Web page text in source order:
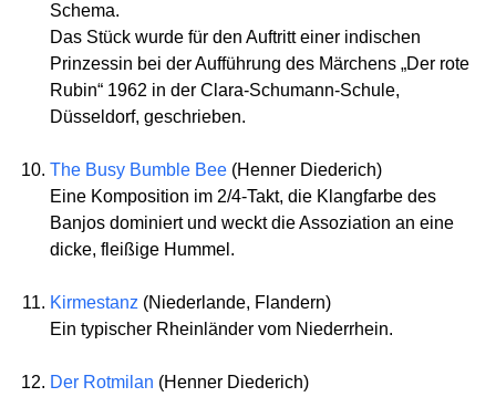
Schema.
Das Stück wurde für den Auftritt einer indischen
Prinzessin bei der Aufführung des Märchens „Der rote
Rubin“ 1962 in der Clara-Schumann-Schule,
Düsseldorf, geschrieben.
The Busy Bumble Bee (Henner Diederich)
Eine Komposition im 2/4-Takt, die Klangfarbe des
Banjos dominiert und weckt die Assoziation an eine
dicke, fleißige Hummel.
Kirmestanz (Niederlande, Flandern)
Ein typischer Rheinländer vom Niederrhein.
Der Rotmilan (Henner Diederich)